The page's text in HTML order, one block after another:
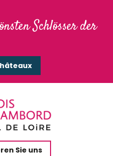
Schlösser der
Sie uns